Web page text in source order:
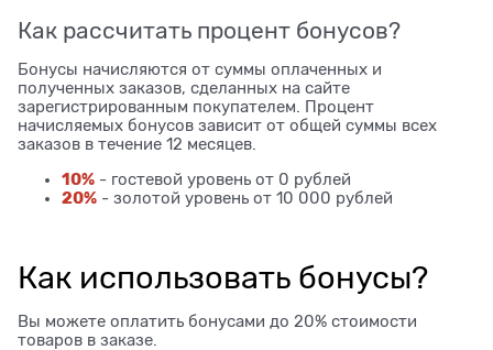
Как рассчитать процент бонусов?
Бонусы начисляются от суммы оплаченных и
полученных заказов, сделанных на сайте
зарегистрированным покупателем. Процент
начисляемых бонусов зависит от общей суммы всех
заказов в течение 12 месяцев.
10% - гостевой уровень от 0 рублей
20% - золотой уровень от 10 000 рублей
Как использовать бонусы?
Вы можете оплатить бонусами до 20% стоимости
товаров в заказе.